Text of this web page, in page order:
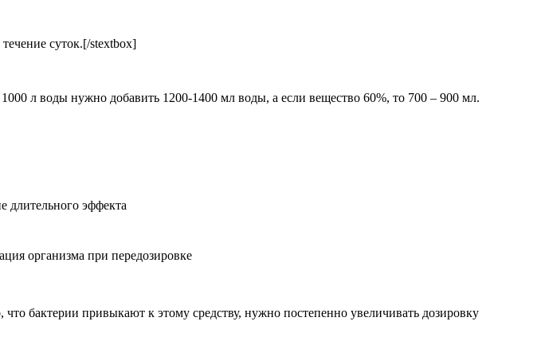
суток.[/stextbox]
л воды нужно добавить 1200-1400 мл воды, а если вещество 60%, то 700 – 900 мл.
длительного эффекта
организма при передозировке
что бактерии привыкают к этому средству, нужно постепенно увеличивать дозировку